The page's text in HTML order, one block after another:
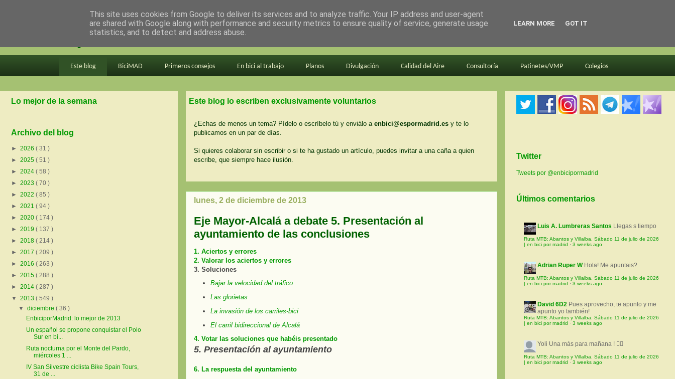
en bici por madrid
Este blog BiciMAD Primeros consejos En bici al trabajo Planos Divulgación Calidad del Aire Consultoría Patinetes/VMP Colegios
Este blog lo escriben exclusivamente voluntarios
¿Echas de menos un tema? Pídelo o escríbelo tú y enviálo a enbici@espormadrid.es y te lo
publicamos en un par de días.
Si quieres colaborar sin escribir o si te ha gustado un artículo, puedes invitar a una caña a quien
escribe, que siempre hace ilusión.
lunes, 2 de diciembre de 2013
Eje Mayor-Alcalá a debate 5. Presentación al
ayuntamiento de las conclusiones
1. Aciertos y errores
2. Valorar los aciertos y errores
3. Soluciones
Bajar la velocidad del tráfico
Las glorietas
La invasión de los carriles-bici
El carril bidireccional de Alcalá
4. Votar las soluciones que habéis presentado
5. Presentación al ayuntamiento
6. La respuesta del ayuntamiento
Lo mejor de la semana
Archivo del blog
► 2026 ( 31 )
► 2025 ( 51 )
► 2024 ( 58 )
► 2023 ( 70 )
► 2022 ( 85 )
► 2021 ( 94 )
► 2020 ( 174 )
► 2019 ( 137 )
► 2018 ( 214 )
► 2017 ( 209 )
► 2016 ( 263 )
► 2015 ( 288 )
► 2014 ( 287 )
▼ 2013 ( 549 )
▼diciembre( 36 )
EnbiciporMadrid: lo mejor de 2013
Un español se propone conquistar el Polo
Sur en bi...
Ruta nocturna por el Monte del Pardo,
miércoles 1 ...
IV San Silvestre ciclista Bike Spain Tours,
31 de ...
Twitter
Tweets por @enbicipormadrid
Últimos comentarios
Luis A. Lumbreras Santos Llegas s tiempo
Ruta MTB: Abantos y Villalba. Sábado 11 de julio de 2026
| en bici por madrid · 3 weeks ago
Adrian Ruper W Hola! Me apuntais?
Ruta MTB: Abantos y Villalba. Sábado 11 de julio de 2026
| en bici por madrid · 3 weeks ago
David 6D2 Pues aprovecho, te apunto y me
apunto yo también!
Ruta MTB: Abantos y Villalba. Sábado 11 de julio de 2026
| en bici por madrid · 3 weeks ago
Yoli Una más para mañana ! 🚵‍♀️
Ruta MTB: Abantos y Villalba. Sábado 11 de julio de 2026
| en bici por madrid · 3 weeks ago
This site uses cookies from Google to deliver its services and to analyze traffic. Your IP address and user-agent
are shared with Google along with performance and security metrics to ensure quality of service, generate usage
statistics, and to detect and address abuse.
LEARN MORE GOT IT